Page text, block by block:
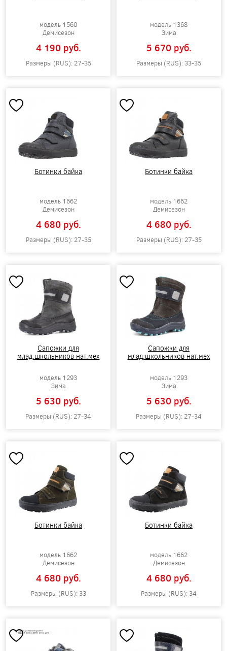
модель 1560
Демисезон
4 190 pуб.
Размеры (RUS): 27-35
модель 1368
Зима
5 670 pуб.
Размеры (RUS): 33-35
Ботинки байка
модель 1662
Демисезон
4 680 pуб.
Размеры (RUS): 27-35
Ботинки байка
модель 1662
Демисезон
4 680 pуб.
Размеры (RUS): 27-35
Сапожки для
млад.школьников нат.мех
модель 1293
Зима
5 630 pуб.
Размеры (RUS): 27-34
Сапожки для
млад.школьников нат.мех
модель 1293
Зима
5 630 pуб.
Размеры (RUS): 27-34
Ботинки байка
модель 1662
Демисезон
4 680 pуб.
Размеры (RUS): 33
Ботинки байка
модель 1662
Демисезон
4 680 pуб.
Размеры (RUS): 34